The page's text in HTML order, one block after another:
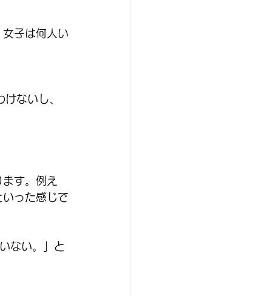
子は何人い
ないし、
す。例え
った感じで
ない。」と